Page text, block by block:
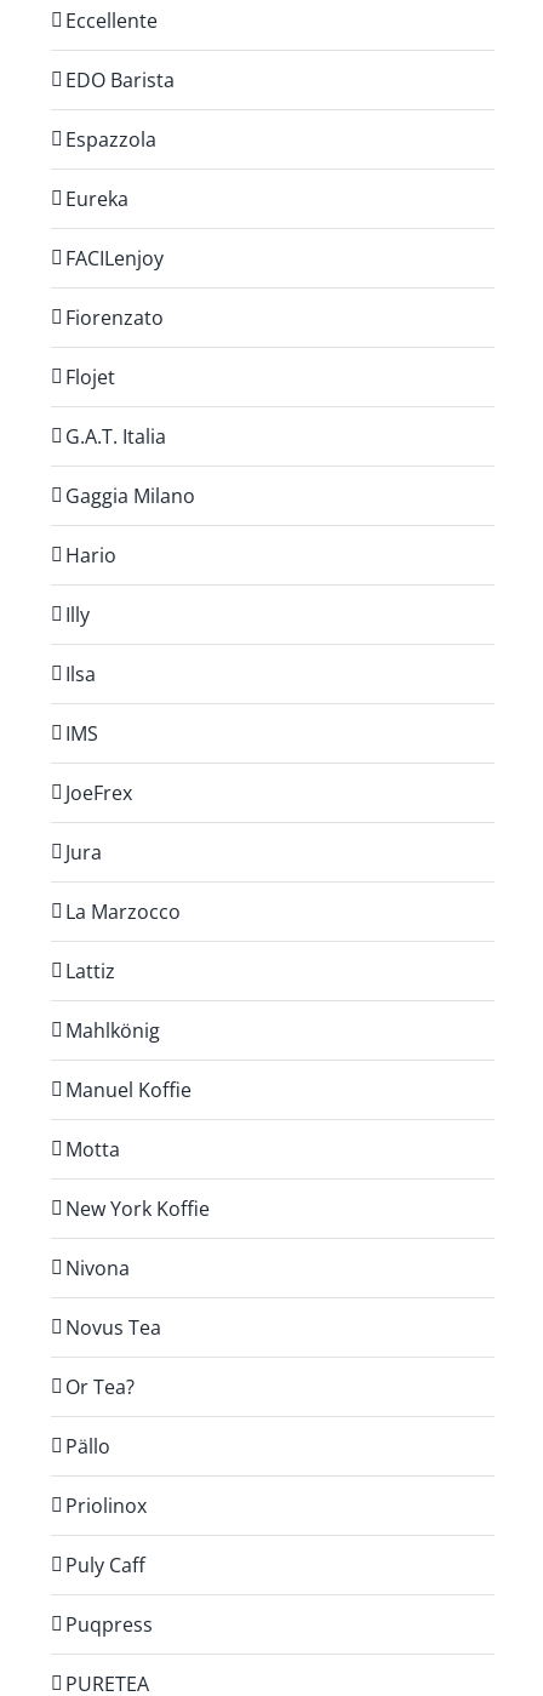
Eccellente
EDO Barista
Espazzola
Eureka
FACILenjoy
Fiorenzato
Flojet
G.A.T. Italia
Gaggia Milano
Hario
Illy
Ilsa
IMS
JoeFrex
Jura
La Marzocco
Lattiz
Mahlkönig
Manuel Koffie
Motta
New York Koffie
Nivona
Novus Tea
Or Tea?
Pällo
Priolinox
Puly Caff
Puqpress
PURETEA